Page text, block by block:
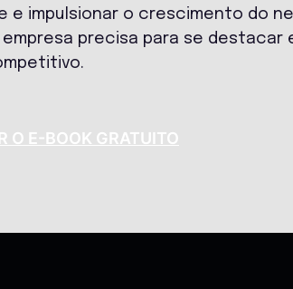
e impulsionar o crescimento do
precisa para se destacar
O E-BOOK GRATUITO